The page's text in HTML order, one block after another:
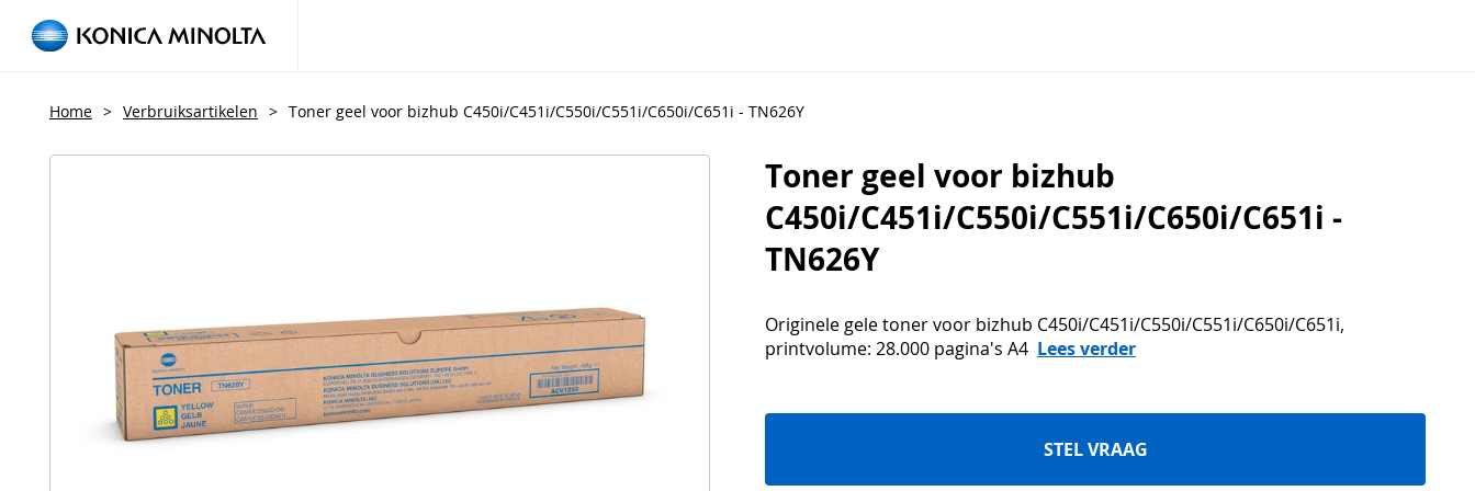
Home > Verbruiksartikelen > Toner geel voor bizhub C450i/C451i/C550i/C551i/C650i/C651i - TN626Y
Toner geel voor bizhub
C450i/C451i/C550i/C551i/C650i/C651i -
TN626Y
Originele gele toner voor bizhub C450i/C451i/C550i/C551i/C650i/C651i,
printvolume: 28.000 pagina's A4 Lees verder
STEL VRAAG